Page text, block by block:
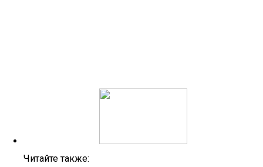
Читайте также: